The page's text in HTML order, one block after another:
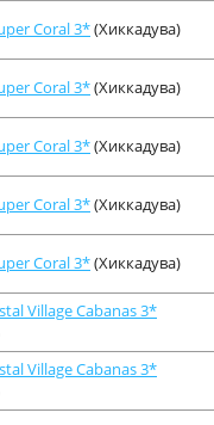
Coral 3*(Хиккадува)
Coral 3*(Хиккадува)
Coral 3*(Хиккадува)
Coral 3*(Хиккадува)
Coral 3*(Хиккадува)
Village Cabanas 3*
Village Cabanas 3*